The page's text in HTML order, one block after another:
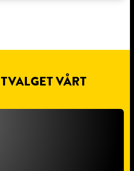
VÅRT